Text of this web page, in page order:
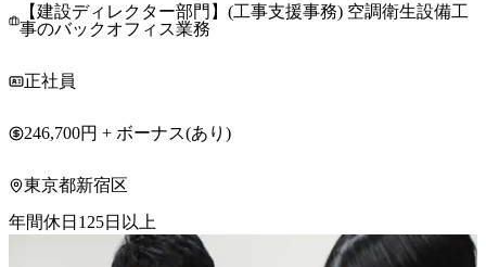
【建設ディレクター部門】(工事支援事務) 空調衛生設備工
事のバックオフィス業務
正社員
246,700円 + ボーナス(あり)
東京都新宿区
年間休日125日以上